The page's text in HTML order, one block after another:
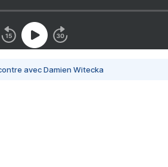
avec Damien Witecka